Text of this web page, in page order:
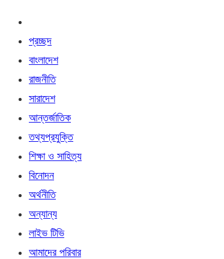
প্রচ্ছদ
বাংলাদেশ
রাজনীতি
সারাদেশ
আন্তর্জাতিক
তথ্যপ্রযুক্তি
শিক্ষা ও সাহিত্য
বিনোদন
অর্থনীতি
অন্যান্য
লাইভ টিভি
আমাদের পরিবার